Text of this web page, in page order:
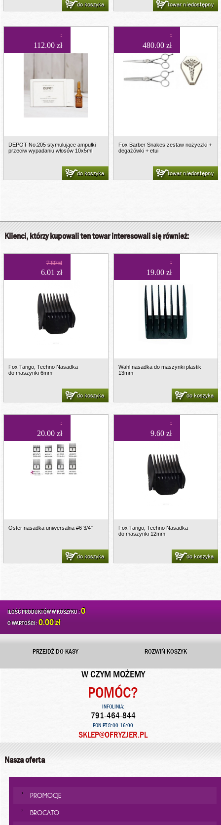
do koszyka towar niedostępny
112.00 zł
DEPOT No.205 stymulujące ampułki
przeciw wypadaniu włosów 10x5ml
do koszyka
480.00 zł
Fox Barber Snakes zestaw nożyczki +
degażówki + etui
towar niedostępny
Klienci, którzy kupowali ten towar interesowali się również:
7.80 zł
6.01 zł
Fox Tango, Techno Nasadka
do maszynki 6mm
do koszyka
19.00 zł
Wahl nasadka do maszynki plastik
13mm
do koszyka
20.00 zł
Oster nasadka uniwersalna #6 3/4"
do koszyka
9.60 zł
Fox Tango, Techno Nasadka
do maszynki 12mm
do koszyka
ILOŚĆ PRODUKTÓW W KOSZYKU :0
O WARTOŚCI :0.00 zł
PRZEJDŹ DO KASY ROZWIŃ KOSZYK
W CZYM MOŻEMY
POMÓC?
INFOLINIA:
791-464-844
PON-PT 8:00-16:00
SKLEP@OFRYZJER.PL
Nasza oferta
PROMOCJE
BROCATO